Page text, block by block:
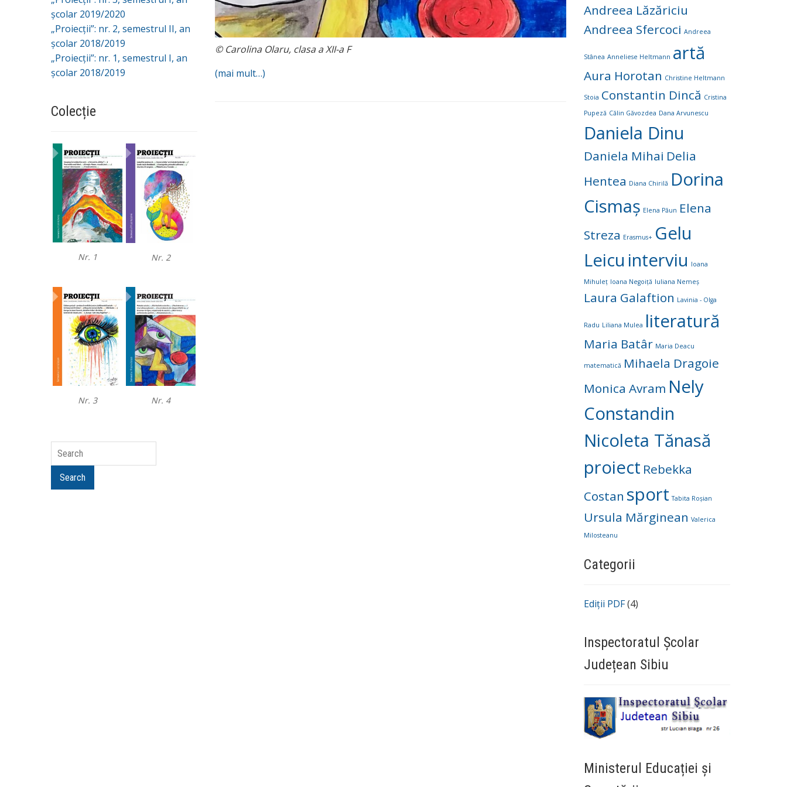
școlar 2019/2020
„Proiecții”: nr. 2, semestrul II, an
școlar 2018/2019
„Proiecții”: nr. 1, semestrul I, an
școlar 2018/2019
Colecție
Nr. 1 Nr. 2
Nr. 3 Nr. 4
Search
Search
© Carolina Olaru, clasa a XII-a F
(mai mult…)
Andreea Lăzăriciu
Andreea Sfercoci Andreea
Stânea Anneliese Heltmann artă
Aura Horotan Christine Heltmann
Stoia Constantin Dincă Cristina
Pupeză Călin Găvozdea Dana Arvunescu
Daniela Dinu
Daniela Mihai Delia
Hentea Diana Chirilă Dorina
Cismaș Elena Păun Elena
Streza Erasmus+ Gelu
Leicu interviu Ioana
Mihuleț Ioana Negoiță Iuliana Nemeș
Laura Galaftion Lavinia - Olga
Radu Liliana Mulea literatură
Maria Batâr Maria Deacu
matematică Mihaela Dragoie
Monica Avram Nely
Constandin
Nicoleta Tănasă
proiect Rebekka
Costan sport Tabita Roșian
Ursula Mărginean Valerica
Milosteanu
Categorii
Ediții PDF(4)
Inspectoratul Școlar
Județean Sibiu
Ministerul Educației și